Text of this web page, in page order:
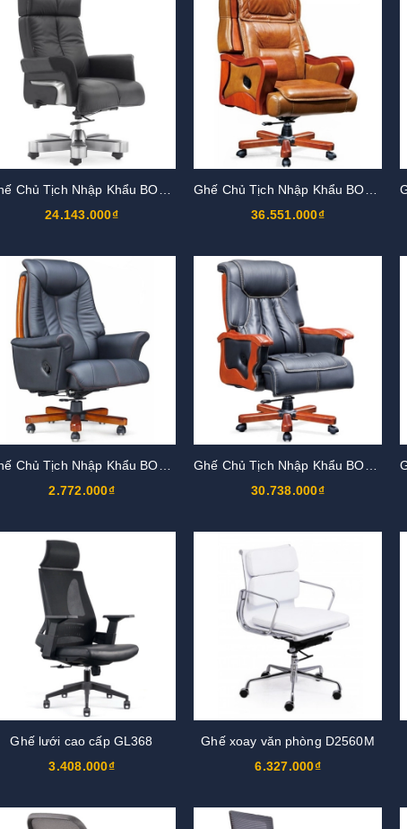
24.143.000₫
36.551.000₫
2.772.000₫
30.738.000₫
Ghế lưới cao cấp GL368
3.408.000₫
Ghế xoay văn phòng D2560M
6.327.000₫